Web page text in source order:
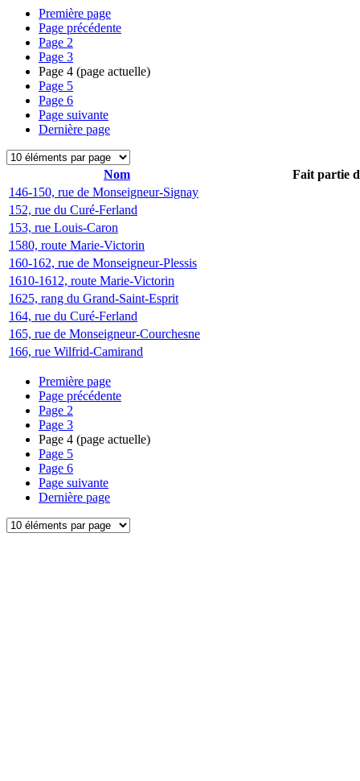
Première page
Page précédente
Page 2
Page 3
Page 4 (page actuelle)
Page 5
Page 6
Page suivante
Dernière page
Nom
Fait partie
146-150, rue de Monseigneur-Signay
152, rue du Curé-Ferland
153, rue Louis-Caron
1580, route Marie-Victorin
160-162, rue de Monseigneur-Plessis
1610-1612, route Marie-Victorin
1625, rang du Grand-Saint-Esprit
164, rue du Curé-Ferland
165, rue de Monseigneur-Courchesne
166, rue Wilfrid-Camirand
Première page
Page précédente
Page 2
Page 3
Page 4 (page actuelle)
Page 5
Page 6
Page suivante
Dernière page